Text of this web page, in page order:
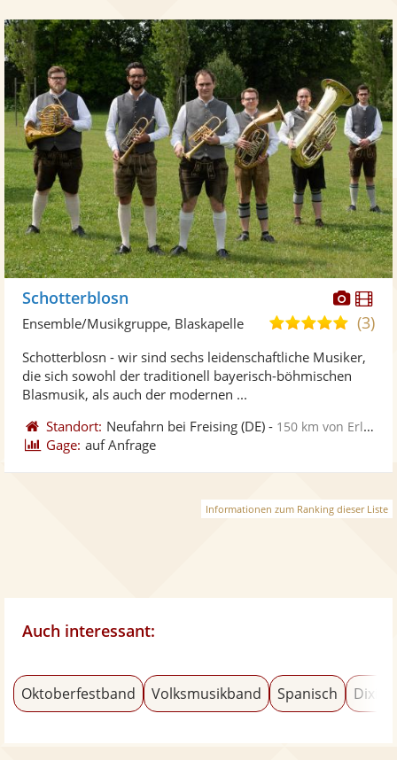
Fotos
Schotterblosn
5,0
5
(3)
Ensemble/Musikgruppe, Blaskapelle
Schotterblosn - wir sind sechs leidenschaftliche Musiker,
die sich sowohl der traditionell bayerisch-böhmischen
Blasmusik, als auch der modernen ...
Standort: Neufahrn bei Freising (DE) - 150 km von Erlangen
Gage: auf Anfrage
Informationen zum Ranking dieser Liste
Auch interessant:
Oktoberfestband Volksmusikband Spanisch